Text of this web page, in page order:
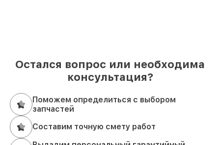
Остался вопрос или необходима
консультация?
Поможем определиться с выбором
запчастей
Составим точную смету работ